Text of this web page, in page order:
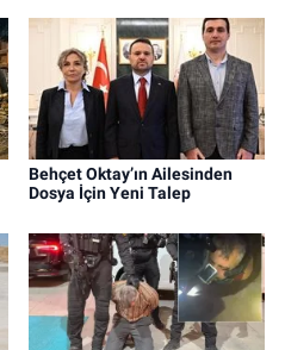
Behçet Oktay’ın Ailesinden
Dosya İçin Yeni Talep